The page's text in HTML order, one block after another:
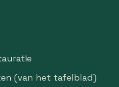
(van het tafelblad)